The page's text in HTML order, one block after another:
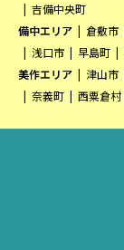
吉備中央町
備中エリア
倉敷市
浅口市
早島町
美作エリア
津山市
奈義町
西粟倉村